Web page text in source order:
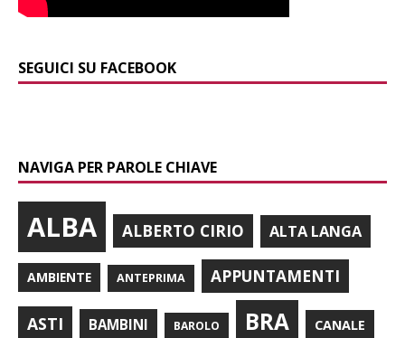
SEGUICI SU FACEBOOK
NAVIGA PER PAROLE CHIAVE
ALBA ALBERTO CIRIO ALTA LANGA
AMBIENTE ANTEPRIMA APPUNTAMENTI
ASTI BAMBINI BAROLO BRA CANALE